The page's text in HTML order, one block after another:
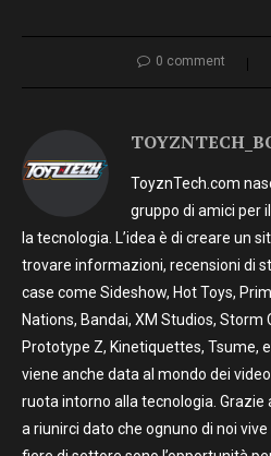
0 comment
ToyznTech.com
gruppo di amici per
la tecnologia. L’idea è di creare un
trovare informazioni, recensioni di
case come Sideshow, Hot Toys,
Nations, Bandai, XM Studios, Storm
Prototype Z, Kinetiquettes, Tsume,
viene anche data al mondo dei
ruota intorno alla tecnologia.
a riunirci dato che ognuno di noi